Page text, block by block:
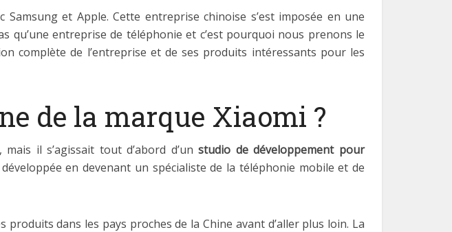
et Apple. Cette entreprise chinoise s’est imposée en une
qu’une entreprise de téléphonie et c’est pourquoi nous prenons le
complète de l’entreprise et de ses produits intéressants pour les
de la marque Xiaomi ?
il s’agissait tout d’abord d’unstudio de développement pour
en devenant un spécialiste de la téléphonie mobile et de
produits dans les pays proches de la Chine avant d’aller plus loin. La